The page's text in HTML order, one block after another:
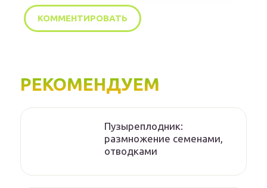
РЕКОМЕНДУЕМ
Пузыреплодник:
размножение семенами,
отводками